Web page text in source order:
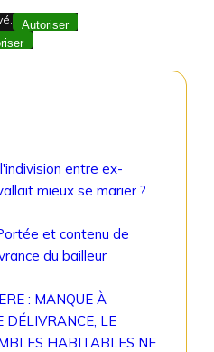
Autoriser
entre ex-
mieux se marier ?
et contenu de
du bailleur
: MANQUE À
DÉLIVRANCE, LE
HABITABLES NE